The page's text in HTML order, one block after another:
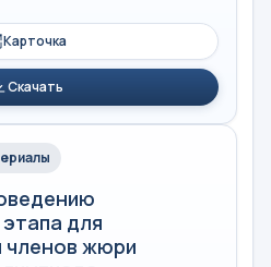
Карточка
Скачать
для
членов жюри